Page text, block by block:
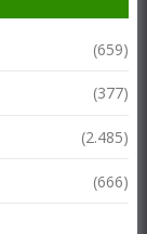
(659)
(377)
(2.485)
(666)